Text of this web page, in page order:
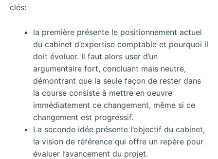
clés:
la première présente le positionnement actuel
du cabinet d’expertise comptable et pourquoi il
doit évoluer. Il faut alors user d’un
argumentaire fort, concluant mais neutre,
démontrant que la seule façon de rester dans
la course consiste à mettre en oeuvre
immédiatement ce changement, même si ce
changement est progressif.
La seconde idée présente l’objectif du cabinet,
la vision de référence qui offre un repère pour
évaluer l’avancement du projet.